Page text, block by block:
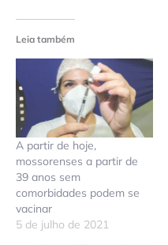
Leia também
A partir de hoje,
mossorenses a partir de
39 anos sem
comorbidades podem se
vacinar
5 de julho de 2021